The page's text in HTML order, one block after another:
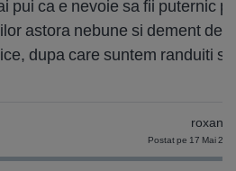
pui ca e nevoie sa fii puternic
astora nebune si dement de
dupa care suntem randuiti sa
Postat pe 17 Mai